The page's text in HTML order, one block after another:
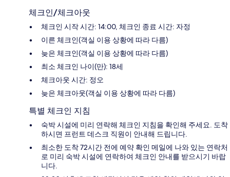
체크인/체크아웃
체크인 시작 시간: 14:00, 체크인 종료 시간: 자정
이른 체크인(객실 이용 상황에 따라 다름)
늦은 체크인(객실 이용 상황에 따라 다름)
최소 체크인 나이(만): 18세
체크아웃 시간: 정오
늦은 체크아웃(객실 이용 상황에 따라 다름)
특별 체크인 지침
숙박 시설에 미리 연락해 체크인 지침을 확인해 주세요. 도착
하시면 프런트 데스크 직원이 안내해 드립니다.
최소한 도착 72시간 전에 예약 확인 메일에 나와 있는 연락처
로 미리 숙박 시설에 연락하여 체크인 안내를 받으시기 바랍
니다.